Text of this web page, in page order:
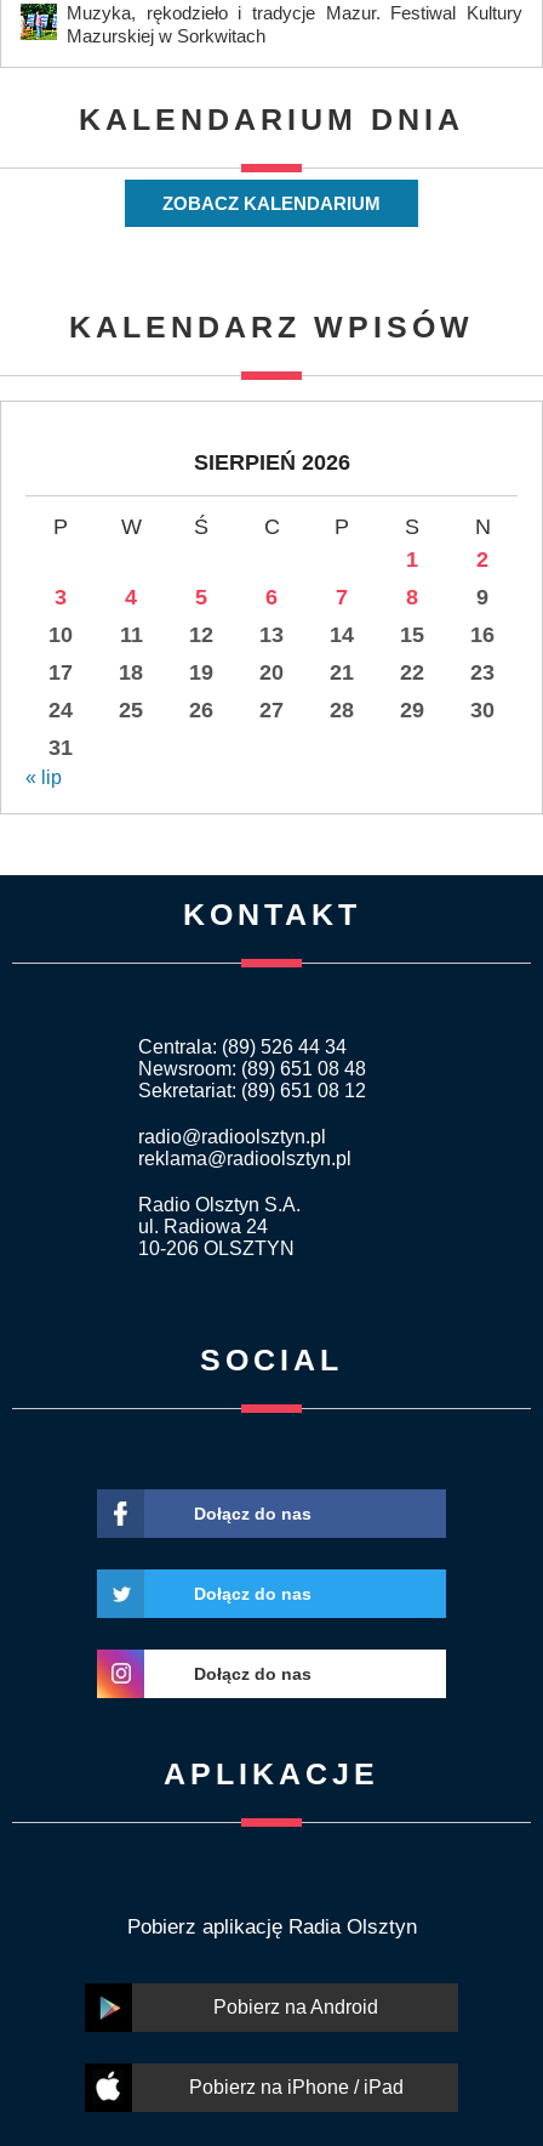
Muzyka, rękodzieło i tradycje Mazur. Festiwal Kultury
Mazurskiej w Sorkwitach
KALENDARIUM DNIA
ZOBACZ KALENDARIUM
KALENDARZ WPISÓW
SIERPIEŃ 2026
P W Ś C P S
N
1
2
3
4 5 6 7 8
9
10
11 12 13 14 15
16
17
18 19 20 21 22
23
24
25 26 27 28 29
30
31
« lip
KONTAKT
Centrala: (89) 526 44 34
Newsroom: (89) 651 08 48
Sekretariat: (89) 651 08 12
radio@radioolsztyn.pl
reklama@radioolsztyn.pl
Radio Olsztyn S.A.
ul. Radiowa 24
10-206 OLSZTYN
SOCIAL
Dołącz do nas
Dołącz do nas
Dołącz do nas
APLIKACJE
Pobierz aplikację Radia Olsztyn
Pobierz na Android
Pobierz na iPhone / iPad